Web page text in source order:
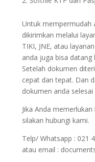
Untuk mempermudah
dikirimkan melalui
TIKI, JNE, atau
anda juga bisa
Setelah dokumen
cepat dan tepat. Dan
dokumen anda
Jika Anda
silakan hubungi kami.
Telp/ Whatsapp : 021
atau email :